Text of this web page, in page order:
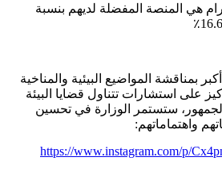
هي المنصة المفضلة لديهم بنسبة
بمناقشة المواضيع البيئية والمناخية
على استشارات تتناول قضايا البيئة
الجمهور، ستستمر الوزارة في تحسين
واهتماماتهم:
https://www.instagram.com/p/